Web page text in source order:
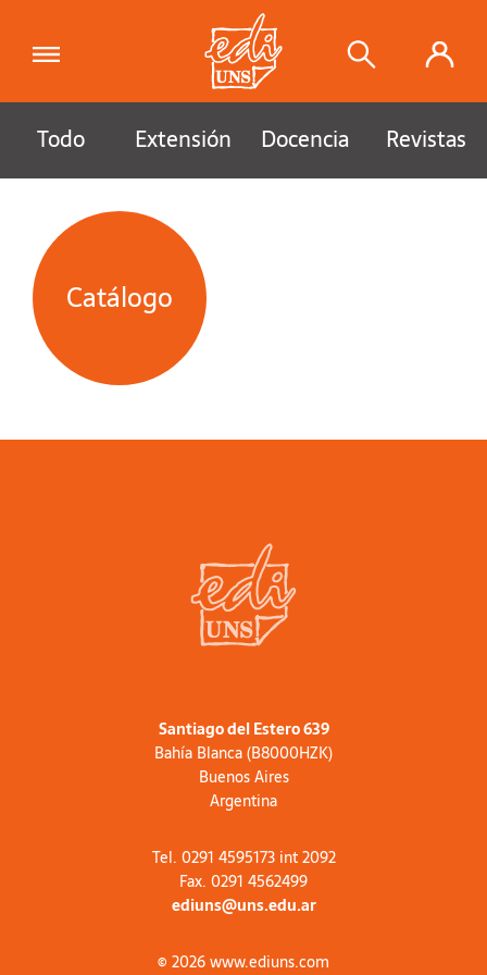
Todo Extensión Docencia Revistas
Catálogo
Santiago del Estero 639
Bahía Blanca (B8000HZK)
Buenos Aires
Argentina
Tel. 0291 4595173 int 2092
Fax. 0291 4562499
ediuns@uns.edu.ar
© 2026 www.ediuns.com